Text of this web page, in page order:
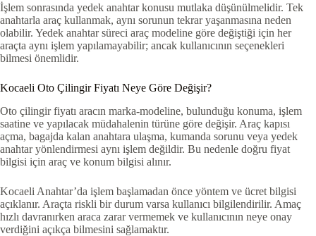
İşlem sonrasında yedek anahtar konusu mutlaka düşünülmelidir. Tek
anahtarla araç kullanmak, aynı sorunun tekrar yaşanmasına neden
olabilir. Yedek anahtar süreci araç modeline göre değiştiği için her
araçta aynı işlem yapılamayabilir; ancak kullanıcının seçenekleri
bilmesi önemlidir.
Kocaeli Oto Çilingir Fiyatı Neye Göre Değişir?
Oto çilingir fiyatı aracın marka-modeline, bulunduğu konuma, işlem
saatine ve yapılacak müdahalenin türüne göre değişir. Araç kapısı
açma, bagajda kalan anahtara ulaşma, kumanda sorunu veya yedek
anahtar yönlendirmesi aynı işlem değildir. Bu nedenle doğru fiyat
bilgisi için araç ve konum bilgisi alınır.
Kocaeli Anahtar’da işlem başlamadan önce yöntem ve ücret bilgisi
açıklanır. Araçta riskli bir durum varsa kullanıcı bilgilendirilir. Amaç
hızlı davranırken araca zarar vermemek ve kullanıcının neye onay
verdiğini açıkça bilmesini sağlamaktır.